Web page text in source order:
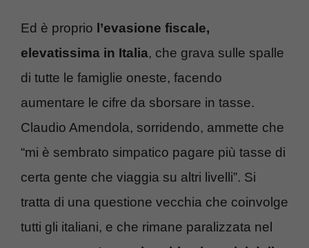
Ed è proprio l’evasione fiscale,
elevatissima in Italia, che grava sulle spalle
di tutte le famiglie oneste, facendo
aumentare le cifre da sborsare in tasse.
Claudio Amendola, sorridendo, ammette che
“mi è sembrato simpatico pagare più tasse di
certa gente che viaggia su altri livelli”. Si
tratta di una questione vecchia che coinvolge
tutti gli italiani, e che rimane paralizzata nel